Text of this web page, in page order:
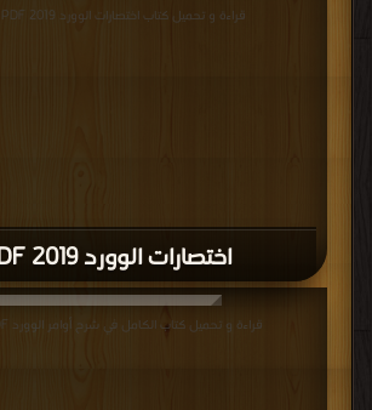
اختصارات الوورد 2019 PDF
قراءة و تحميل كتاب اختصارات الوورد 2019 PDF مجانا
قراءة و تحميل كتاب الكامل في شرح أوامر الوورد PDF مجانا